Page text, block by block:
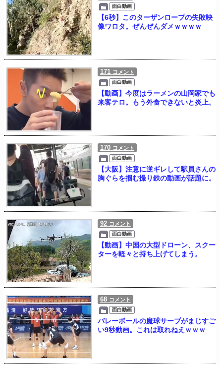
面白動画
【6秒】このターザンロープの失敗映
像ワロタ。ぜんぜんダメｗｗｗｗ
171 コメント
面白動画
【動画】今度はラーメンの山岡家でも
来客テロ。もう外食できないと炎上。
170 コメント
面白動画
【大阪】注意に逆ギレして駅員さんの
胸ぐらを掴む撮り鉄の動画が話題に。
92 コメント
面白動画
【動画】中国の大型ドローン、スクー
ターを軽々と持ち上げてしまう。
68 コメント
面白動画
バレーボールの魔球サーブがまじすご
い9秒動画。これは取れねえｗｗｗ